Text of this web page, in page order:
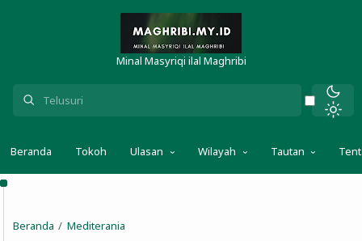
Minal Masyriqi ilal Maghribi
Beranda Tokoh Ulasan Wilayah Tautan
Beranda Mediterania